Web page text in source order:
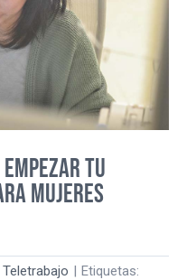
empezar tu
Mujeres
Teletrabajo | Etiquetas: